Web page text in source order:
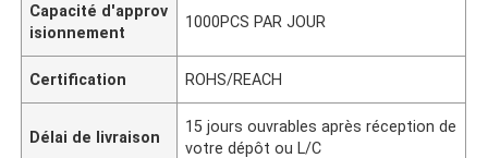
Capacité d'approv
isionnement
1000PCS PAR JOUR
Certification ROHS/REACH
Délai de livraison
15 jours ouvrables après réception de
votre dépôt ou L/C